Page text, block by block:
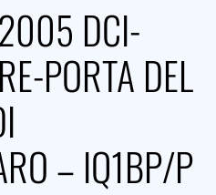
DCI-
PORTA DEL
– IQ1BP/P